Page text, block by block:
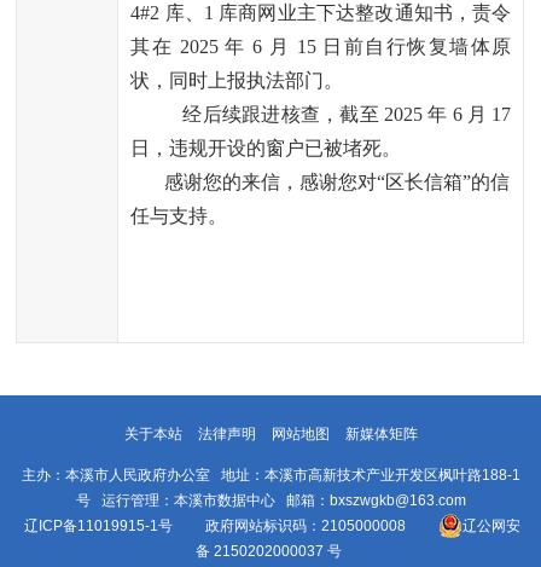
4#2 库、1 库商网业主下达整改通知书，责令
其在 2025 年 6 月 15 日前自行恢复墙体原
状，同时上报执法部门。
经后续跟进核查，截至 2025 年 6 月 17
日，违规开设的窗户已被堵死。
感谢您的来信，感谢您对“区长信箱”的信
任与支持。
关于本站 法律声明 网站地图 新媒体矩阵
主办：本溪市人民政府办公室 地址：本溪市高新技术产业开发区枫叶路188-1
号 运行管理：本溪市数据中心 邮箱：bxszwgkb@163.com
辽ICP备11019915-1号 政府网站标识码：2105000008
辽公网安
备 2150202000037 号